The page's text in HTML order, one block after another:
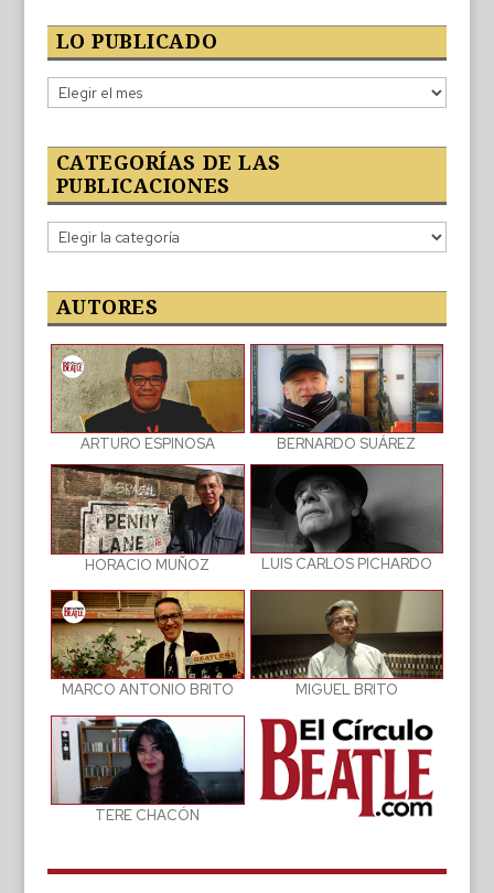
LO PUBLICADO
Lo
publicado
CATEGORÍAS DE LAS
PUBLICACIONES
Categorías
de
publicaciones
AUTORES
ARTURO ESPINOSA BERNARDO SUÁREZ
HORACIO MUÑOZ LUIS CARLOS PICHARDO
MARCO ANTONIO BRITO MIGUEL BRITO
TERE CHACÓN